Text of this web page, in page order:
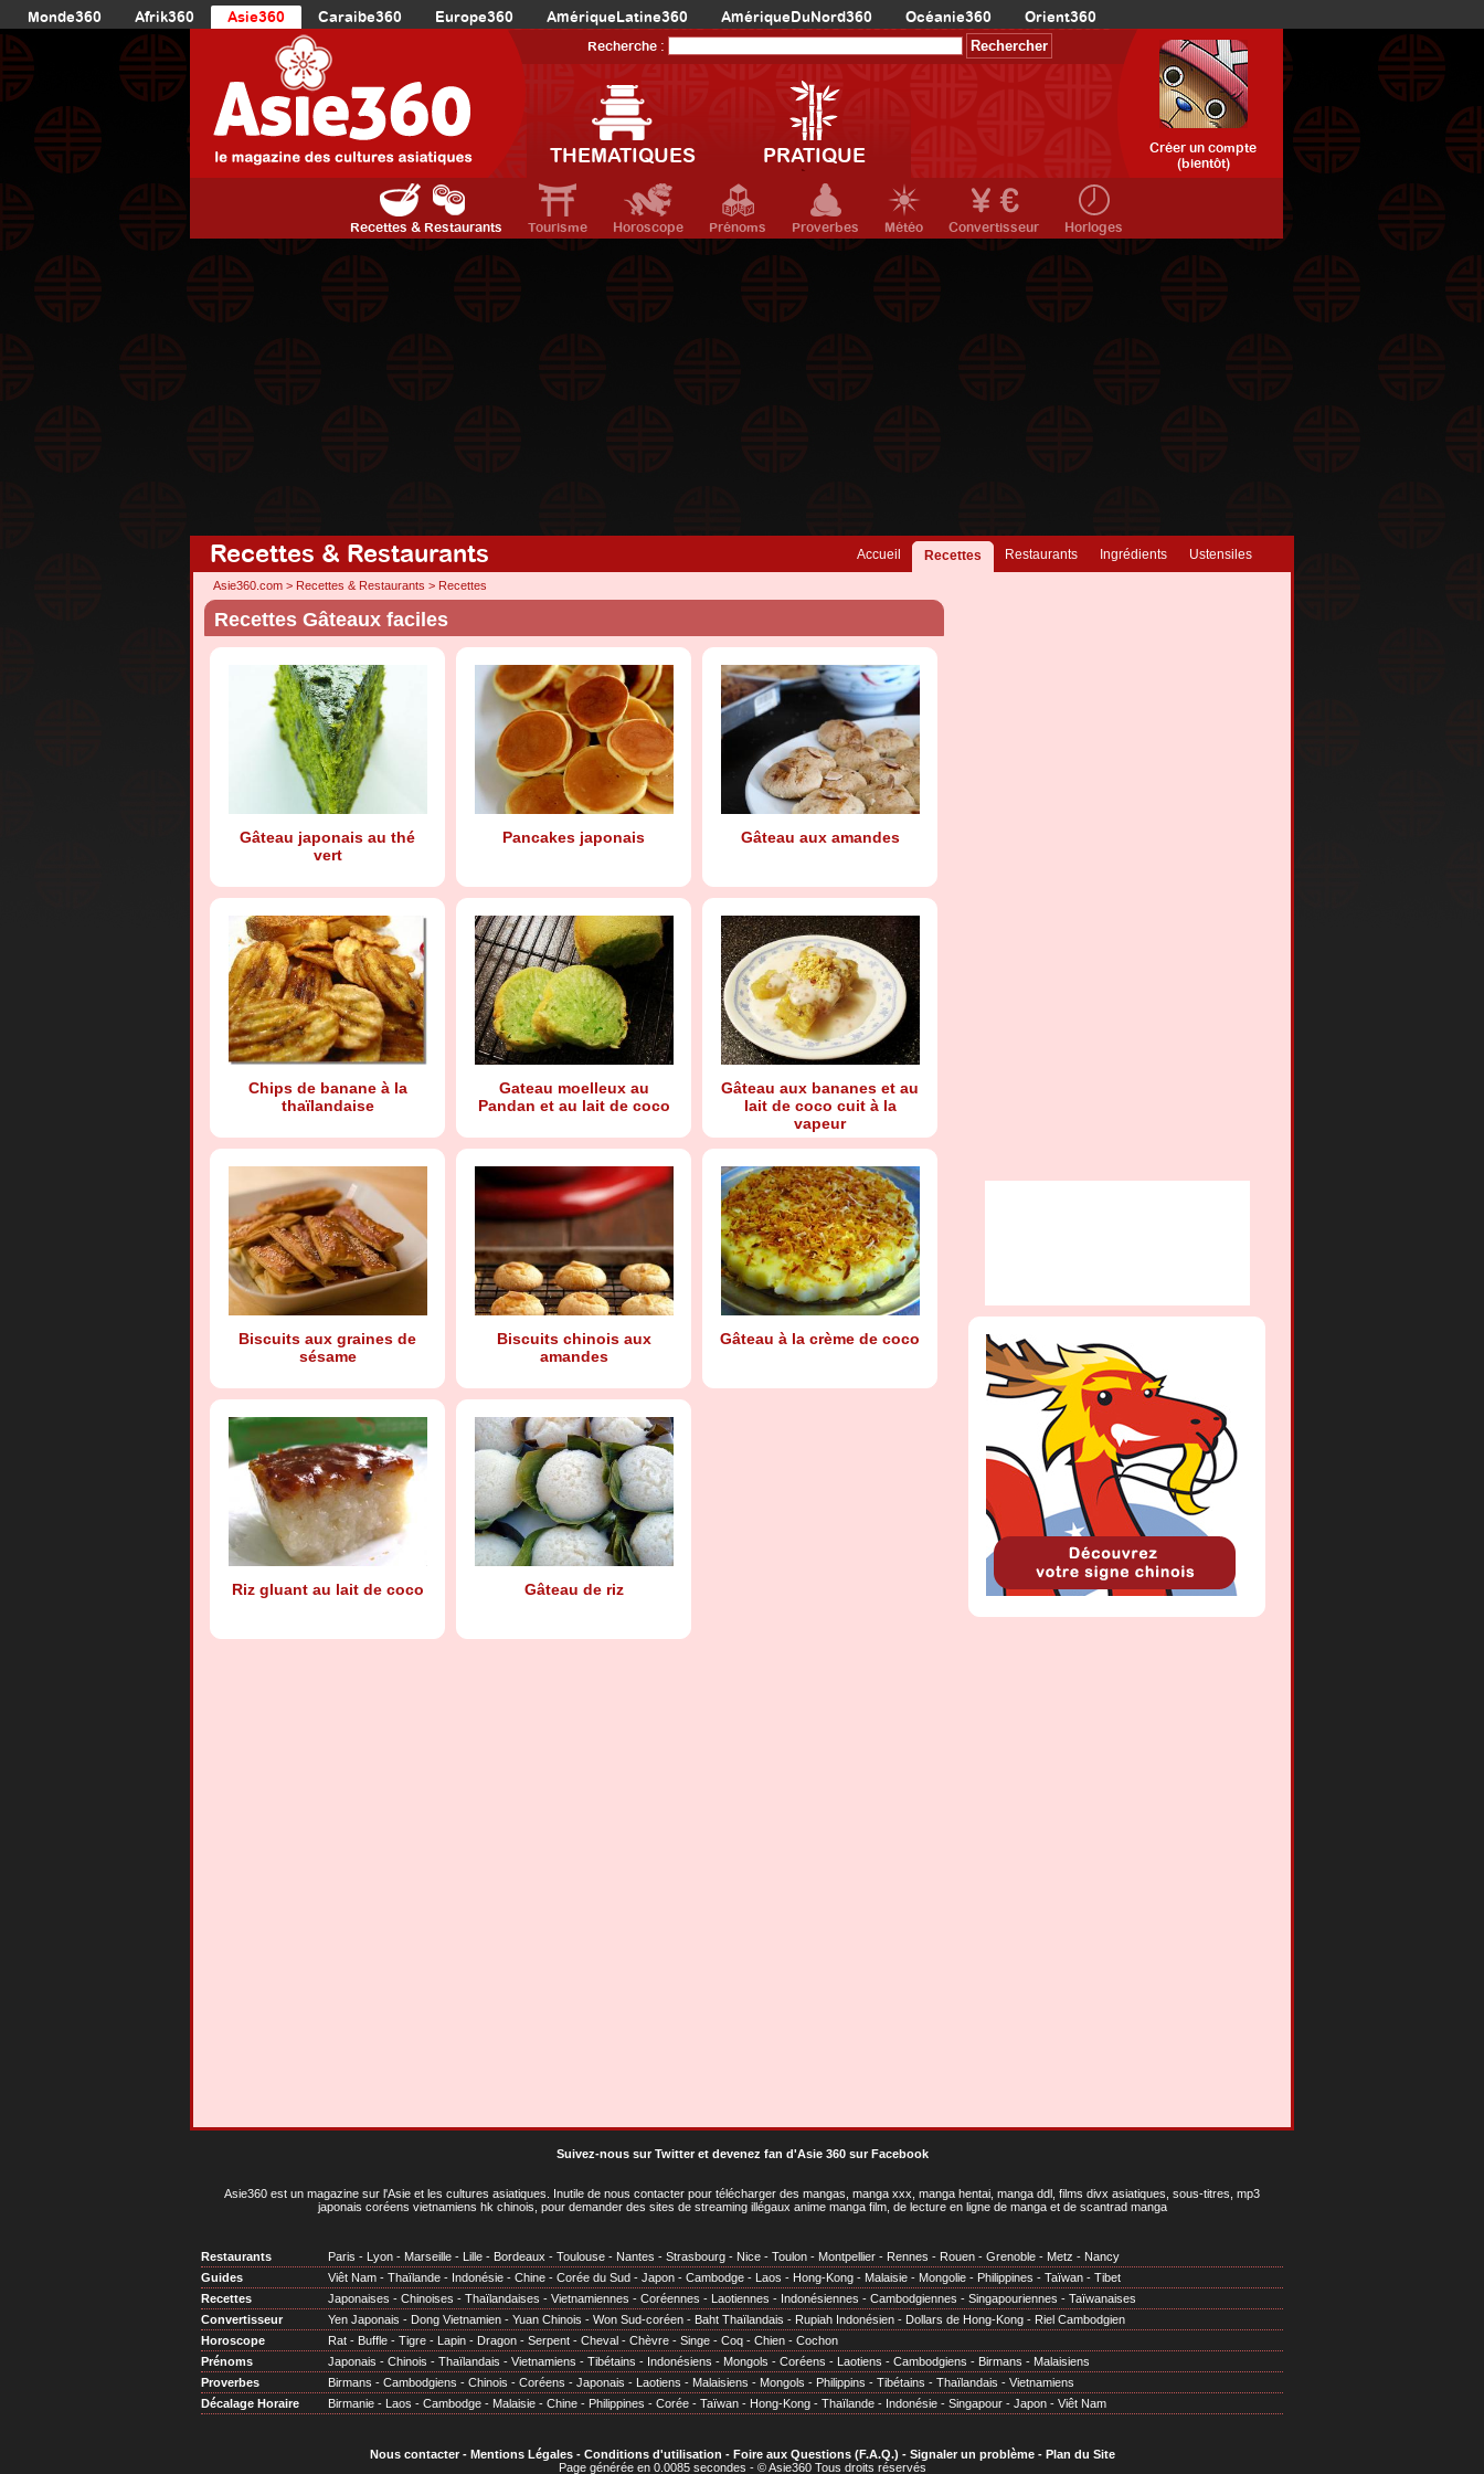
Monde360 Afrik360 Asie360 Caraibe360 Europe360 AmériqueLatine360 AmériqueDuNord360 Océanie360 Orient360
Recherche :
THEMATIQUES PRATIQUE
Créer un compte
(bientôt)
Recettes & Restaurants Tourisme Horoscope Prénoms Proverbes Météo Convertisseur Horloges
Recettes & Restaurants Ustensiles
Ingrédients
Restaurants
Recettes
Accueil
Asie360.com > Recettes & Restaurants > Recettes
Recettes Gâteaux faciles
Gâteau japonais au thé
vert
Pancakes japonais Gâteau aux amandes
Chips de banane à la
thaïlandaise
Gateau moelleux au
Pandan et au lait de coco
Gâteau aux bananes et au
lait de coco cuit à la
vapeur
Biscuits aux graines de
sésame
Biscuits chinois aux
amandes
Gâteau à la crème de coco
Riz gluant au lait de coco Gâteau de riz
Suivez-nous sur Twitteret devenez fan d'Asie 360 sur Facebook
Asie360 est un magazine sur l'Asie et les cultures asiatiques . Inutile de nous contacter pour télécharger des mangas, manga xxx, manga hentai, manga ddl, films divx asiatiques, sous-titres, mp3
japonais coréens vietnamiens hk chinois, pour demander des sites de streaming illégaux anime manga film, de lecture en ligne de manga et de scantrad manga
Restaurants Paris - Lyon - Marseille - Lille - Bordeaux - Toulouse - Nantes - Strasbourg - Nice - Toulon - Montpellier - Rennes - Rouen - Grenoble - Metz - Nancy
Guides
Viêt Nam - Thaïlande - Indonésie - Chine - Corée du Sud - Japon - Cambodge - Laos - Hong-Kong - Malaisie - Mongolie - Philippines - Taïwan - Tibet
Recettes
Japonaises - Chinoises - Thaïlandaises - Vietnamiennes - Coréennes - Laotiennes - Indonésiennes - Cambodgiennes - Singapouriennes - Taïwanaises
Convertisseur
Yen Japonais - Dong Vietnamien - Yuan Chinois - Won Sud-coréen - Baht Thaïlandais - Rupiah Indonésien - Dollars de Hong-Kong - Riel Cambodgien
Horoscope
Rat - Buffle - Tigre - Lapin - Dragon - Serpent - Cheval - Chèvre - Singe - Coq - Chien - Cochon
Prénoms
Japonais - Chinois - Thaïlandais - Vietnamiens - Tibétains - Indonésiens - Mongols - Coréens - Laotiens - Cambodgiens - Birmans - Malaisiens
Proverbes
Birmans - Cambodgiens - Chinois - Coréens - Japonais - Laotiens - Malaisiens - Mongols - Philippins - Tibétains - Thaïlandais - Vietnamiens
Décalage Horaire
Birmanie - Laos - Cambodge - Malaisie - Chine - Philippines - Corée - Taïwan - Hong-Kong - Thaïlande - Indonésie - Singapour - Japon - Viêt Nam
Nous contacter- Mentions Légales- Conditions d'utilisation - Foire aux Questions (F.A.Q.) - Signaler un problème- Plan du Site
Page générée en 0.0085 secondes - © Asie360 Tous droits réservés